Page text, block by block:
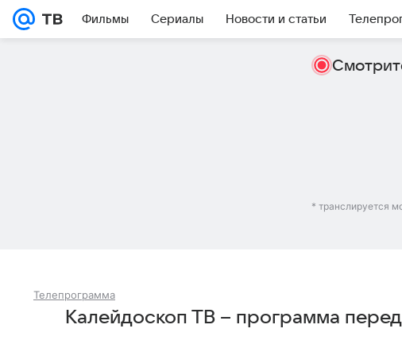
Фильмы Сериалы Новости и статьи
* транслируется
Телепрограмма
Калейдоскоп ТВ – программа